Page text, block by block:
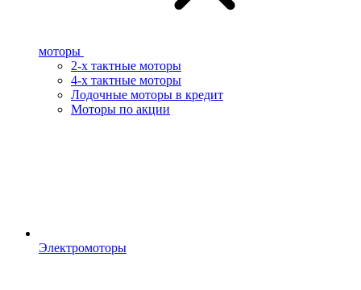
моторы
2-х тактные моторы
4-х тактные моторы
Лодочные моторы в кредит
Моторы по акции
Электромоторы